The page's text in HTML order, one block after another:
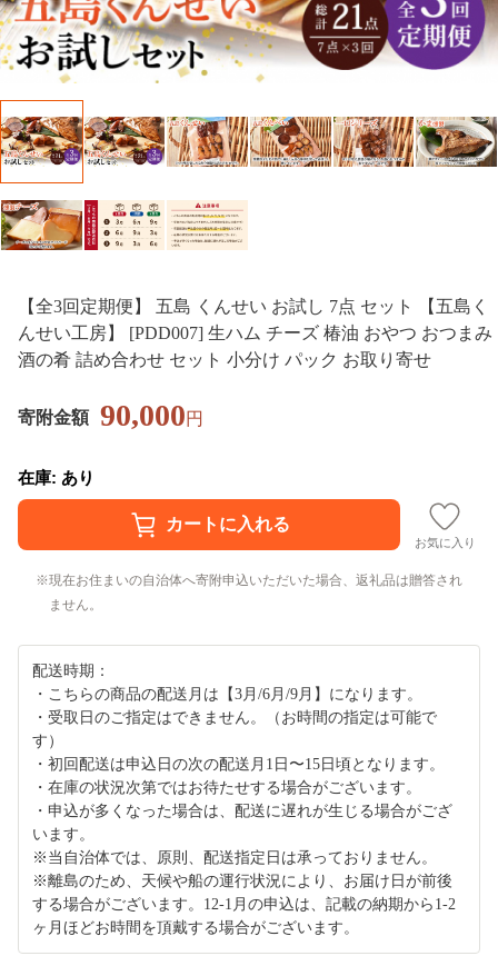
【全3回定期便】 五島 くんせい お試し 7点 セット 【五島く
んせい工房】 [PDD007] 生ハム チーズ 椿油 おやつ おつまみ
酒の肴 詰め合わせ セット 小分け パック お取り寄せ
寄附金額 90,000円
在庫: あり
お気に入り
現在お住まいの自治体へ寄附申込いただいた場合、返礼品は贈答され
ません。
配送時期：
・こちらの商品の配送月は【3月/6月/9月】になります。
・受取日のご指定はできません。（お時間の指定は可能で
す）
・初回配送は申込日の次の配送月1日〜15日頃となります。
・在庫の状況次第ではお待たせする場合がございます。
・申込が多くなった場合は、配送に遅れが生じる場合がござ
います。
※当自治体では、原則、配送指定日は承っておりません。
※離島のため、天候や船の運行状況により、お届け日が前後
する場合がございます。12-1月の申込は、記載の納期から1-2
ヶ月ほどお時間を頂戴する場合がございます。